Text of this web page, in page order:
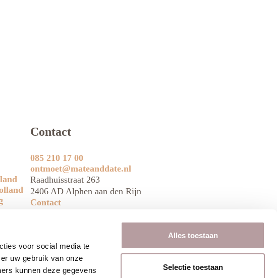
voor social media te
uw gebruik van onze
kunnen deze gegevens
Alles toestaan
Selectie toestaan
Contact
085 210 17 00
ontmoet@mateanddate.nl
Raadhuisstraat 263
2406 AD Alphen aan den Rijn
Contact